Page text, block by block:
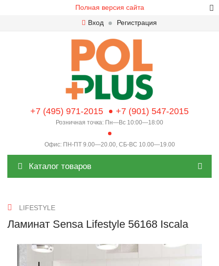
Полная версия сайта
Вход
Регистрация
+7 (495) 971-2015 +7 (901) 547-2015
Розничная точка: Пн—Вс 10:00—18:00
Офис: ПН-ПТ 9.00—20.00, СБ-ВС 10.00—19.00
Каталог товаров
LIFESTYLE
Ламинат Sensa Lifestyle 56168 Iscala